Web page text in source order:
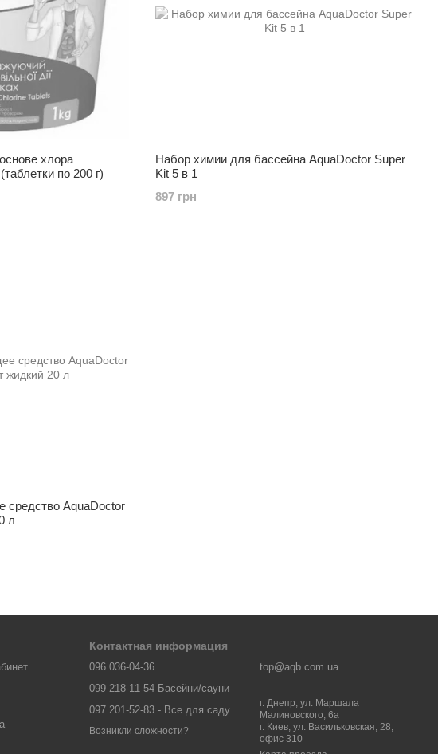
хлора
по 200 г)
Набор химии для бассейна AquaDoctor Super
Kit 5 в 1
897 грн
средство AquaDoctor
л
Контактная информация
096 036-04-36
099 218-11-54 Басейни/сауни
097 201-52-83 - Все для саду
Возникли сложности?
top@aqb.com.ua
г. Днепр, ул. Маршала
Малиновского, 6а
г. Киев, ул. Васильковская, 28,
офис 310